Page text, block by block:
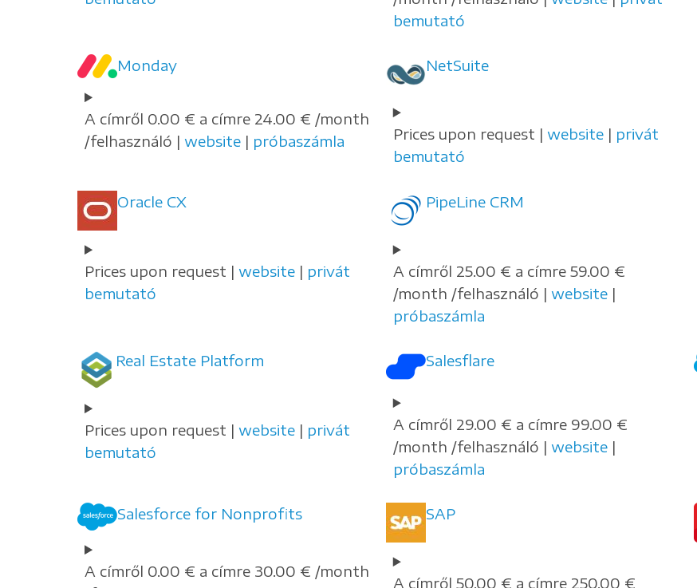
bemutató
Monday
A címről 0.00 € a címre 24.00 € /month
/felhasználó | website | próbaszámla
NetSuite
Prices upon request | website| privát
bemutató
Oracle CX
Prices upon request | website | privát
bemutató
PipeLine CRM
A címről 25.00 € a címre 59.00 €
/month /felhasználó | website|
próbaszámla
Real Estate Platform
Prices upon request | website | privát
bemutató
Salesflare
A címről 29.00 € a címre 99.00 €
/month /felhasználó | website|
próbaszámla
Salesforce for Nonprofits
A címről 0.00 € a címre 30.00 € /month
SAP
A címről 50.00 € a címre 250.00 €